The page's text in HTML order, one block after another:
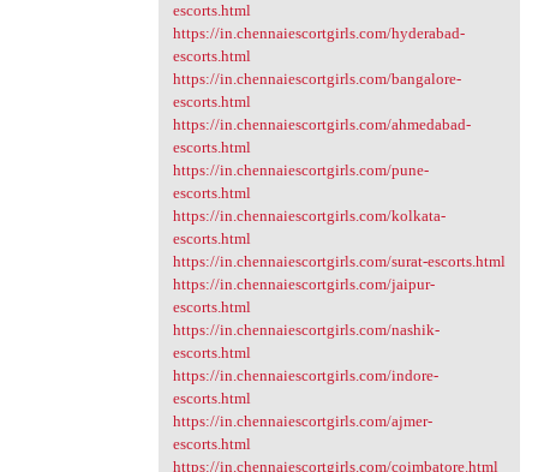
escorts.html
https://in.chennaiescortgirls.com/hyderabad-
escorts.html
https://in.chennaiescortgirls.com/bangalore-
escorts.html
https://in.chennaiescortgirls.com/ahmedabad-
escorts.html
https://in.chennaiescortgirls.com/pune-
escorts.html
https://in.chennaiescortgirls.com/kolkata-
escorts.html
https://in.chennaiescortgirls.com/surat-escorts.html
https://in.chennaiescortgirls.com/jaipur-
escorts.html
https://in.chennaiescortgirls.com/nashik-
escorts.html
https://in.chennaiescortgirls.com/indore-
escorts.html
https://in.chennaiescortgirls.com/ajmer-
escorts.html
https://in.chennaiescortgirls.com/coimbatore.html